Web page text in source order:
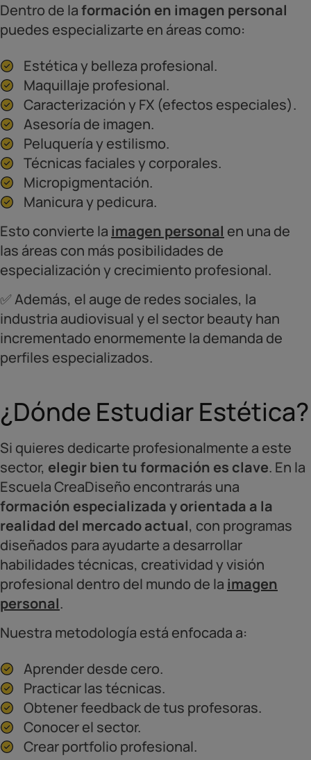
Dentro de laformación en imagen personal
puedes especializarte en áreas como:
Estética y belleza profesional.
Maquillaje profesional.
Caracterización y FX (efectos especiales).
Asesoría de imagen.
Peluquería y estilismo.
Técnicas faciales y corporales.
Micropigmentación.
Manicura y pedicura.
Esto convierte la imagen personal en una de
las áreas con más posibilidades de
especialización y crecimiento profesional.
✅ Además, el auge de redes sociales, la
industria audiovisual y el sector beauty han
incrementado enormemente la demanda de
perfiles especializados.
¿Dónde Estudiar Estética?
Si quieres dedicarte profesionalmente a este
sector, elegir bien tu formación es clave. En la
Escuela CreaDiseño encontrarás una
formación especializada y orientada a la
realidad del mercado actual, con programas
diseñados para ayudarte a desarrollar
habilidades técnicas, creatividad y visión
profesional dentro del mundo de la imagen
personal.
Nuestra metodología está enfocada a:
Aprender desde cero.
Practicar las técnicas.
Obtener feedback de tus profesoras.
Conocer el sector.
Crear portfolio profesional.